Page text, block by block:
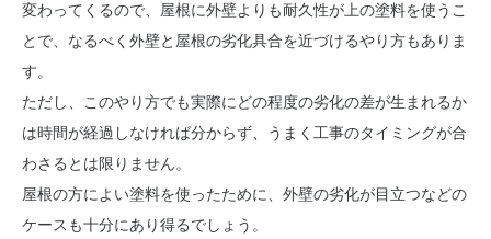
変わってくるので、屋根に外壁よりも耐久性が上の塗料を使うこ
とで、なるべく外壁と屋根の劣化具合を近づけるやり方もありま
す。
ただし、このやり方でも実際にどの程度の劣化の差が生まれるか
は時間が経過しなければ分からず、うまく工事のタイミングが合
わさるとは限りません。
屋根の方によい塗料を使ったために、外壁の劣化が目立つなどの
ケースも十分にあり得るでしょう。